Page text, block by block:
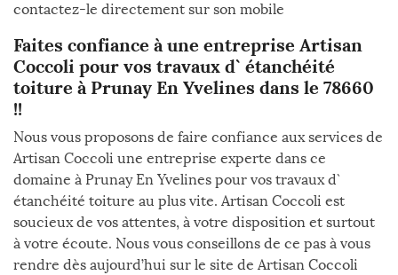
contactez-le directement sur son mobile
Faites confiance à une entreprise Artisan
Coccoli pour vos travaux d` étanchéité
toiture à Prunay En Yvelines dans le 78660
!!
Nous vous proposons de faire confiance aux services de
Artisan Coccoli une entreprise experte dans ce
domaine à Prunay En Yvelines pour vos travaux d`
étanchéité toiture au plus vite. Artisan Coccoli est
soucieux de vos attentes, à votre disposition et surtout
à votre écoute. Nous vous conseillons de ce pas à vous
rendre dès aujourd’hui sur le site de Artisan Coccoli